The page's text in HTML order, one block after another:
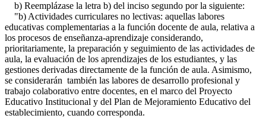
b) Reemplázase la letra b) del inciso segundo por la siguiente:
"b) Actividades curriculares no lectivas: aquellas labores
educativas complementarias a la función docente de aula, relativa a
los procesos de enseñanza-aprendizaje considerando,
prioritariamente, la preparación y seguimiento de las actividades de
aula, la evaluación de los aprendizajes de los estudiantes, y las
gestiones derivadas directamente de la función de aula. Asimismo,
se considerarán también las labores de desarrollo profesional y
trabajo colaborativo entre docentes, en el marco del Proyecto
Educativo Institucional y del Plan de Mejoramiento Educativo del
establecimiento, cuando corresponda.